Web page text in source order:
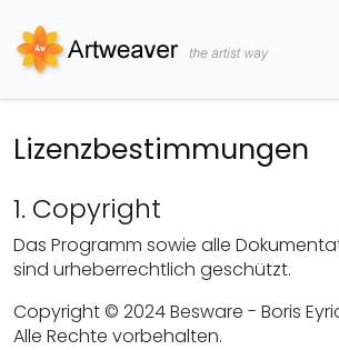
Lizenzbestimmungen
1. Copyright
Das Programm sowie alle
sind urheberrechtlich geschützt.
Copyright © 2024 Besware - Boris
Alle Rechte vorbehalten.